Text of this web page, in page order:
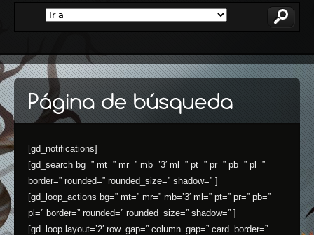
[gd_notifications]
[gd_search bg=” mt=” mr=” mb=’3′ ml=” pt=” pr=” pb=” pl=”
border=” rounded=” rounded_size=” shadow=” ]
[gd_loop_actions bg=” mt=” mr=” mb=’3′ ml=” pt=” pr=” pb=”
pl=” border=” rounded=” rounded_size=” shadow=” ]
[gd_loop layout=’2′ row_gap=” column_gap=” card_border=”